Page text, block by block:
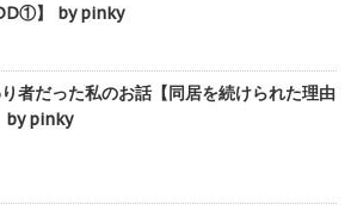
】 by pinky
者だった私のお話【同居を続けられた理由
pinky